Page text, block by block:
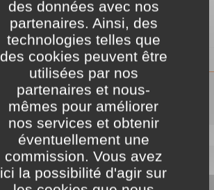
J'en profite
Validité illimitée commentaire
des données avec nos
partenaires. Ainsi, des
technologies telles que
des cookies peuvent être
utilisées par nos
partenaires et nous-
mêmes pour améliorer
nos services et obtenir
éventuellement une
commission. Vous avez
ici la possibilité d'agir sur